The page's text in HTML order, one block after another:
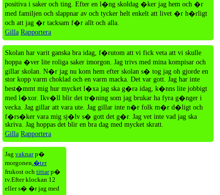
positiva i saker och ting. Efter en l�ng skoldag �ker jag hem och �r
med familjen och slappnar av och tycker helt enkelt att livet �r h�rligt
och att jag �r tacksam f�r allt och alla.
Gilla Rapportera
Skolan har varit ganska bra idag, f�rutom att vi fick veta att vi skulle
hoppa �ver lite roliga saker imorgon. Jag trivs med mina kompisar och
gillar skolan. N�r jag nu kom hem efter skolan s� tog jag oh gjorde en
stor kopp varm choklad och en varm macka. Det var gott. Jag har inte
best�mmt mig hur mycket l�xa jag ska g�ra idag, k�nns lite jobbigt
med l�xor. Ikv�ll blir det tr�ning som jag brukar ha fyra g�nger i
vecka. Jag gillar att vara ute. Jag gillar inte n�r folk m�r d�ligt och
f�rs�ker vara mig sj�lv s� gott det g�r. Jag vet inte vad jag ska
skriva. Jag hoppas det blir en bra dag med mycket skratt.
Gilla Rapportera
Jag vaknarp�
morgonen,�ter
frukost och tittarp�
tv.Efter klockan 12
eller s� �r jag med